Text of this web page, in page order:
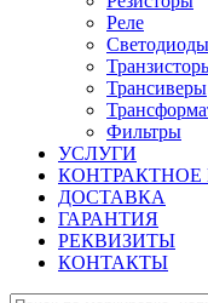
Реле
Светодиоды
Трансиверы
Фильтры
УСЛУГИ
КОНТРАКТНОЕ
ДОСТАВКА
ГАРАНТИЯ
РЕКВИЗИТЫ
КОНТАКТЫ